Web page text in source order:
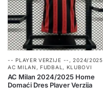
-- PLAYER VERZIJE -- ,2024/2025
AC MILAN ,FUDBAL , KLUBOVI
AC Milan 2024/2025 Home
Domaći Dres Player Verzija